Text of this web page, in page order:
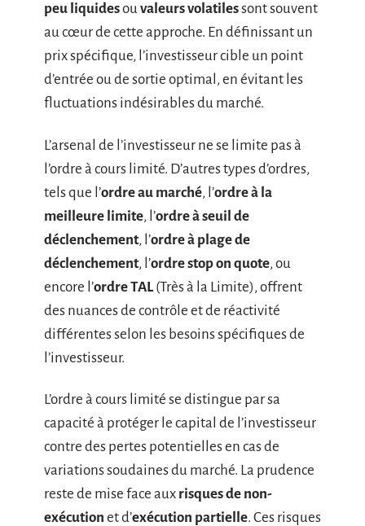
peu liquidesouvaleurs volatilessont souvent
au cœur de cette approche. En définissant un
prix spécifique, l’investisseur cible un point
d’entrée ou de sortie optimal, en évitant les
fluctuations indésirables du marché.
L’arsenal de l’investisseur ne se limite pas à
l’ordre à cours limité. D’autres types d’ordres,
tels que l’ordre au marché, l’ordre à la
meilleure limite, l’ordre à seuil de
déclenchement, l’ordre à plage de
déclenchement, l’ordre stop on quote, ou
encore l’ordre TAL(Très à la Limite), offrent
des nuances de contrôle et de réactivité
différentes selon les besoins spécifiques de
l’investisseur.
L’ordre à cours limité se distingue par sa
capacité à protéger le capital de l’investisseur
contre des pertes potentielles en cas de
variations soudaines du marché. La prudence
reste de mise face aux risques de non-
exécution et d’exécution partielle. Ces risques